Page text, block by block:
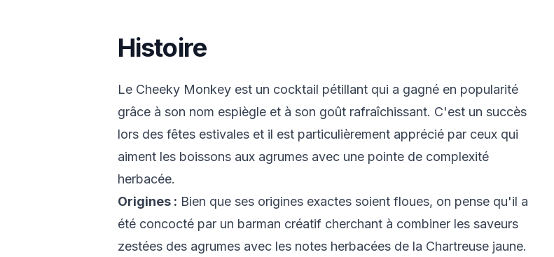
Histoire
Le Cheeky Monkey est un cocktail pétillant qui a gagné en popularité
grâce à son nom espiègle et à son goût rafraîchissant. C'est un succès
lors des fêtes estivales et il est particulièrement apprécié par ceux qui
aiment les boissons aux agrumes avec une pointe de complexité
herbacée.
Origines : Bien que ses origines exactes soient floues, on pense qu'il a
été concocté par un barman créatif cherchant à combiner les saveurs
zestées des agrumes avec les notes herbacées de la Chartreuse jaune.